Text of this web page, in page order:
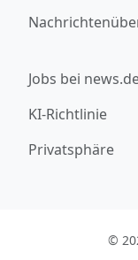
Jobs bei
KI-Richtlinie
Privatsphäre
©